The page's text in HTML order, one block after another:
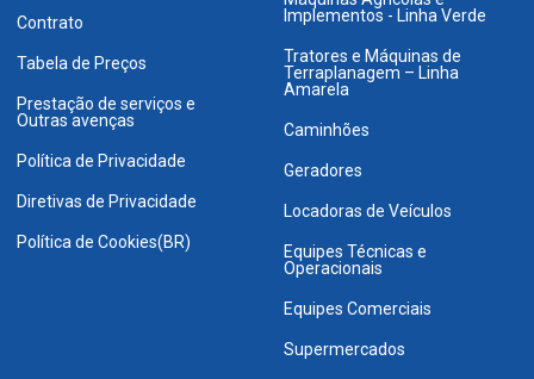
Contrato
Tabela de Preços
Prestação de serviços e
Outras avenças
Política de Privacidade
Diretivas de Privacidade
Política de Cookies(BR)
Implementos - Linha Verde
Tratores e Máquinas de
Terraplanagem – Linha
Amarela
Caminhões
Geradores
Locadoras de Veículos
Equipes Técnicas e
Operacionais
Equipes Comerciais
Supermercados